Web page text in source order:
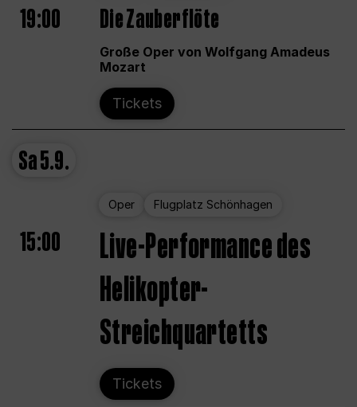
19:00 Die Zauberflöte
Große Oper von Wolfgang Amadeus
Mozart
Tickets
Sa5.9.
Oper Flugplatz Schönhagen
15:00
Live-Performance des
Helikopter-
Streichquartetts
Tickets